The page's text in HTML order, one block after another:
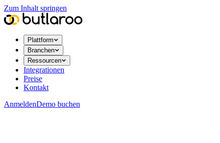
Zum Inhalt springen
Plattform
Branchen
Ressourcen
Integrationen
Preise
Kontakt
AnmeldenDemo buchen